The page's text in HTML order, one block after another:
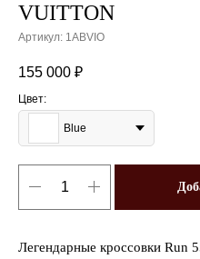
VUITTON
Артикул: 1ABVIO
155 000 ₽
Цвет:
Blue
Легендарные кроссовки Run